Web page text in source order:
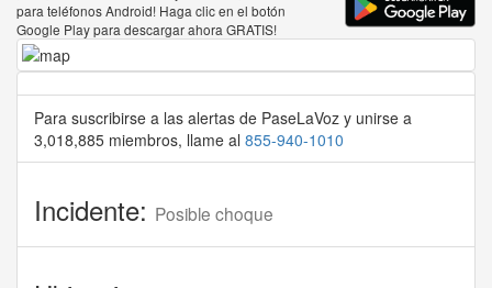
para teléfonos Android! Haga clic en el botón
Google Play para descargar ahora GRATIS!
Para suscribirse a las alertas de PaseLaVoz y unirse a
3,018,885 miembros, llame al 855-940-1010
Incidente: Posible choque